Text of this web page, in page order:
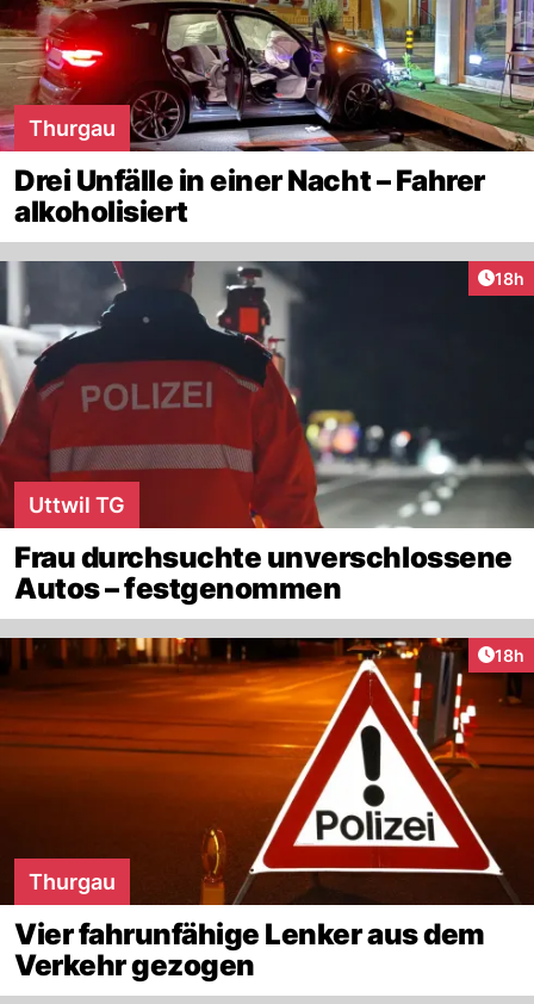
Thurgau
Drei Unfälle in einer Nacht – Fahrer
alkoholisiert
18h
Uttwil TG
Frau durchsuchte unverschlossene
Autos – festgenommen
18h
Thurgau
Vier fahrunfähige Lenker aus dem
Verkehr gezogen